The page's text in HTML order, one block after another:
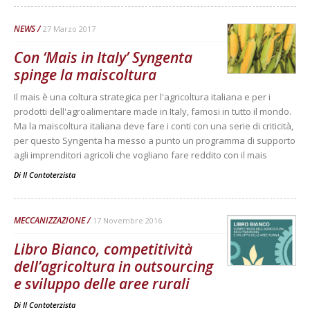
NEWS 27 Marzo 2017
Con ‘Mais in Italy’ Syngenta
spinge la maiscoltura
Il mais è una coltura strategica per l'agricoltura italiana e per i
prodotti dell'agroalimentare made in Italy, famosi in tutto il mondo.
Ma la maiscoltura italiana deve fare i conti con una serie di criticità,
per questo Syngenta ha messo a punto un programma di supporto
agli imprenditori agricoli che vogliano fare reddito con il mais
Di Il Contoterzista
MECCANIZZAZIONE 17 Novembre 2016
Libro Bianco, competitività
dell’agricoltura in outsourcing
e sviluppo delle aree rurali
Di Il Contoterzista